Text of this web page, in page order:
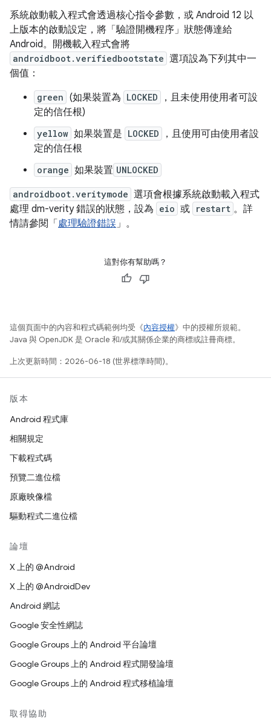
系統啟動載入程式會透過核心指令參數，或 Android 12 以
上版本的啟動設定，將「驗證開機程序」狀態傳達給
Android。開機載入程式會將
androidboot.verifiedbootstate 選項設為下列其中一
個值：
green (如果裝置為 LOCKED
，且未使用使用者可設
定的信任根)
yellow 如果裝置是 LOCKED
，且使用可由使用者設
定的信任根
orange 如果裝置 UNLOCKED
androidboot.veritymode 選項會根據系統啟動載入程式
處理 dm-verity 錯誤的狀態，設為 eio 或 restart 。詳
情請參閱「處理驗證錯誤 」。
這對你有幫助嗎？
這個頁面中的內容和程式碼範例均受《內容授權》中的授權所規範。
Java 與 OpenJDK 是 Oracle 和/或其關係企業的商標或註冊商標。
上次更新時間：2026-06-18 (世界標準時間)。
版本
Android 程式庫
相關規定
下載程式碼
預覽二進位檔
原廠映像檔
驅動程式二進位檔
論壇
X 上的 @Android
X 上的 @AndroidDev
Android 網誌
Google 安全性網誌
Google Groups 上的 Android 平台論壇
Google Groups 上的 Android 程式開發論壇
Google Groups 上的 Android 程式移植論壇
取得協助